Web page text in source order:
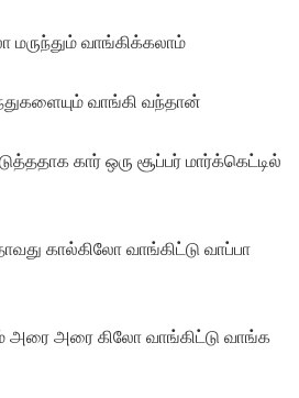
மருந்தும் வாங்கிக்கலாம்
வாங்கி வந்தான்
கார் ஒரு சூப்பர் மார்க்கெட்டில்
கால்கிலோ வாங்கிட்டு வாப்பா
அரை அரை கிலோ வாங்கிட்டு வாங்க